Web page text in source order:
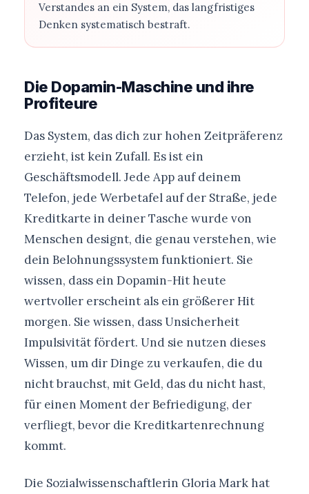
Verstandes an ein System, das langfristiges
Denken systematisch bestraft.
Die Dopamin-Maschine und ihre
Profiteure
Das System, das dich zur hohen Zeitpräferenz
erzieht, ist kein Zufall. Es ist ein
Geschäftsmodell. Jede App auf deinem
Telefon, jede Werbetafel auf der Straße, jede
Kreditkarte in deiner Tasche wurde von
Menschen designt, die genau verstehen, wie
dein Belohnungssystem funktioniert. Sie
wissen, dass ein Dopamin-Hit heute
wertvoller erscheint als ein größerer Hit
morgen. Sie wissen, dass Unsicherheit
Impulsivität fördert. Und sie nutzen dieses
Wissen, um dir Dinge zu verkaufen, die du
nicht brauchst, mit Geld, das du nicht hast,
für einen Moment der Befriedigung, der
verfliegt, bevor die Kreditkartenrechnung
kommt.
Die Sozialwissenschaftlerin Gloria Mark hat